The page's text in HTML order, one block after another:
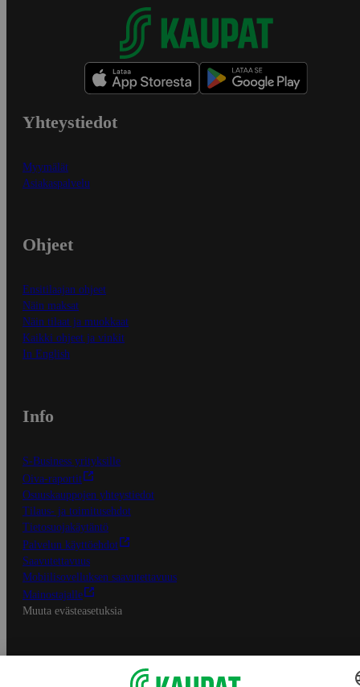
Yhteystiedot
Myymälät
Asiakaspalvelu
Ohjeet
Ensitilaajan ohjeet
Näin maksat
Näin tilaat ja muokkaat
Kaikki ohjeet ja vinkit
In English
Info
S-Business yrityksille
Oiva-raportit
Osuuskauppojen yhteystiedot
Tilaus- ja toimitusehdot
Tietosuojakäytäntö
Palvelun käyttöehdot
Saavutettavuus
Mobiilisovelluksen saavutettavuus
Mainostajalle
Muuta evästeasetuksia
S-ryhmän palvelut